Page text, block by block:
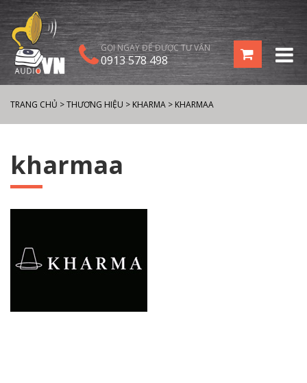
GỌI NGAY ĐỂ ĐƯỢC TƯ VẤN
0913 578 498
TRANG CHỦ >THƯƠNG HIỆU > KHARMA > KHARMAA
kharmaa